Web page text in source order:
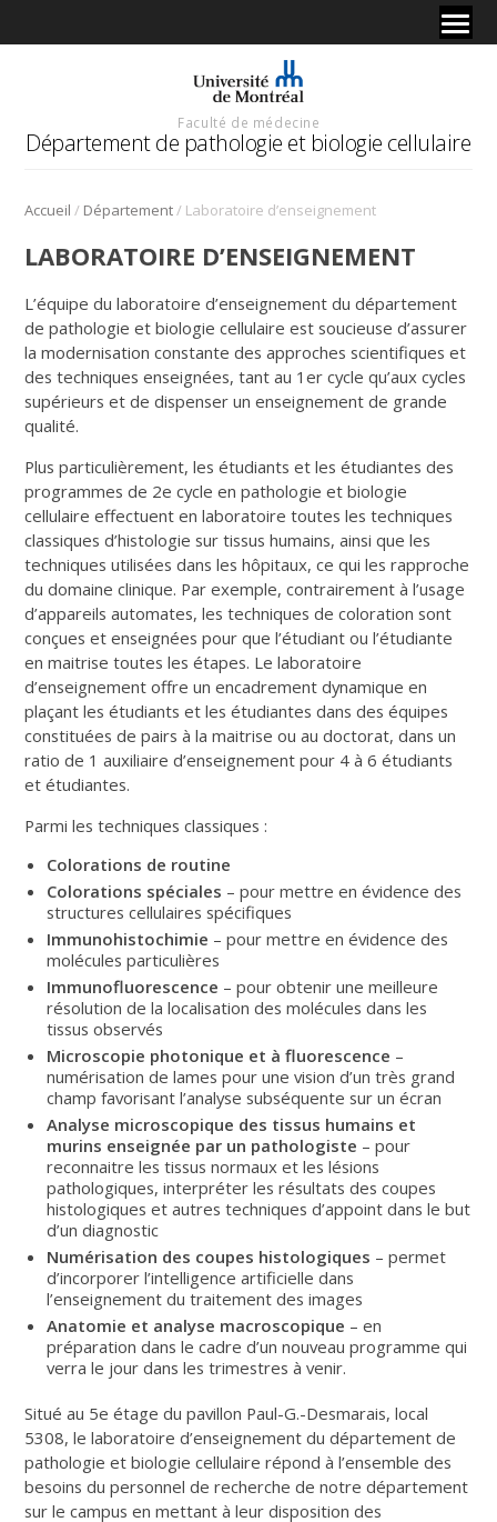
Faculté de médecine
Département de pathologie et biologie cellulaire
Accueil / Département/ Laboratoire d’enseignement
LABORATOIRE D’ENSEIGNEMENT
L’équipe du laboratoire d’enseignement du département
de pathologie et biologie cellulaire est soucieuse d’assurer
la modernisation constante des approches scientifiques et
des techniques enseignées, tant au 1er cycle qu’aux cycles
supérieurs et de dispenser un enseignement de grande
qualité.
Plus particulièrement, les étudiants et les étudiantes des
programmes de 2e cycle en pathologie et biologie
cellulaire effectuent en laboratoire toutes les techniques
classiques d’histologie sur tissus humains, ainsi que les
techniques utilisées dans les hôpitaux, ce qui les rapproche
du domaine clinique. Par exemple, contrairement à l’usage
d’appareils automates, les techniques de coloration sont
conçues et enseignées pour que l’étudiant ou l’étudiante
en maitrise toutes les étapes. Le laboratoire
d’enseignement offre un encadrement dynamique en
plaçant les étudiants et les étudiantes dans des équipes
constituées de pairs à la maitrise ou au doctorat, dans un
ratio de 1 auxiliaire d’enseignement pour 4 à 6 étudiants
et étudiantes.
Parmi les techniques classiques :
Colorations de routine
Colorations spéciales – pour mettre en évidence des
structures cellulaires spécifiques
Immunohistochimie – pour mettre en évidence des
molécules particulières
Immunofluorescence – pour obtenir une meilleure
résolution de la localisation des molécules dans les
tissus observés
Microscopie photonique et à fluorescence –
numérisation de lames pour une vision d’un très grand
champ favorisant l’analyse subséquente sur un écran
Analyse microscopique des tissus humains et
murins enseignée par un pathologiste – pour
reconnaitre les tissus normaux et les lésions
pathologiques, interpréter les résultats des coupes
histologiques et autres techniques d’appoint dans le but
d’un diagnostic
Numérisation des coupes histologiques – permet
d’incorporer l’intelligence artificielle dans
l’enseignement du traitement des images
Anatomie et analyse macroscopique – en
préparation dans le cadre d’un nouveau programme qui
verra le jour dans les trimestres à venir.
Situé au 5e étage du pavillon Paul-G.-Desmarais, local
5308, le laboratoire d’enseignement du département de
pathologie et biologie cellulaire répond à l’ensemble des
besoins du personnel de recherche de notre département
sur le campus en mettant à leur disposition des